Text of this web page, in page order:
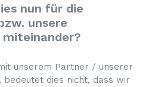
nun für die
unsere
unserem Partner / unserer
dies nicht, dass wir